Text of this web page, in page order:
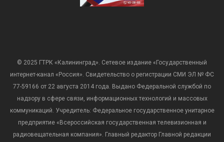
© 2025 ГТРК «Калининград». Сетевое издание «Государственный
интернет-канал «Россия». Свидетельство о регистрации СМИ ЭЛ № ФС
77-59166 от 22 августа 2014 года. Выдано Федеральной службой по
надзору в сфере связи, информационных технологий и массовых
коммуникаций. Учредитель: Федеральное государственное унитарное
предприятие «Всероссийская государственная телевизионная и
радиовещательная компания». Главный редактор Главной редакции